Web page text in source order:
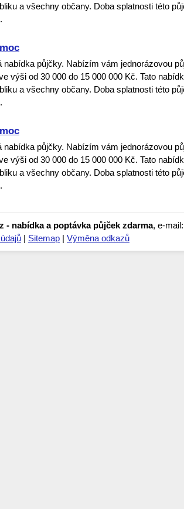
a všechny občany. Doba splatnosti této
nabídka půjčky. Nabízím vám jednorázovou
výši od 30 000 do 15 000 000 Kč. Tato
a všechny občany. Doba splatnosti této
nabídka půjčky. Nabízím vám jednorázovou
výši od 30 000 do 15 000 000 Kč. Tato
a všechny občany. Doba splatnosti této
- nabídka a poptávka půjček zdarma, e-
| Sitemap | Výměna odkazů